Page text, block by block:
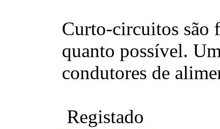
Curto-circuitos são
quanto possível.
condutores de
Registado